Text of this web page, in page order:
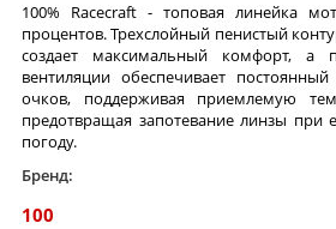
100% Racecraft - топовая линейка
процентов. Трехслойный пенистый
создает максимальный комфорт, а
вентиляции обеспечивает
очков, поддерживая приемлемую
предотвращая запотевание линзы при
погоду.
Бренд:
100